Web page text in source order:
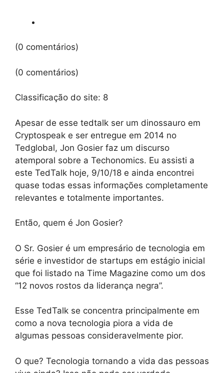
(0 comentários)
(0 comentários)
Classificação do site: 8
Apesar de esse tedtalk ser um dinossauro em
Cryptospeak e ser entregue em 2014 no
Tedglobal, Jon Gosier faz um discurso
atemporal sobre a Techonomics. Eu assisti a
este TedTalk hoje, 9/10/18 e ainda encontrei
quase todas essas informações completamente
relevantes e totalmente importantes.
Então, quem é Jon Gosier?
O Sr. Gosier é um empresário de tecnologia em
série e investidor de startups em estágio inicial
que foi listado na Time Magazine como um dos
“12 novos rostos da liderança negra”.
Esse TedTalk se concentra principalmente em
como a nova tecnologia piora a vida de
algumas pessoas consideravelmente pior.
O que? Tecnologia tornando a vida das pessoas